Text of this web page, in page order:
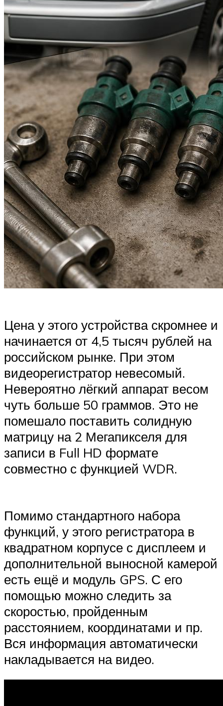
Цена у этого устройства скромнее и
начинается от 4,5 тысяч рублей на
российском рынке. При этом
видеорегистратор невесомый.
Невероятно лёгкий аппарат весом
чуть больше 50 граммов. Это не
помешало поставить солидную
матрицу на 2 Мегапикселя для
записи в Full HD формате
совместно с функцией WDR.
Помимо стандартного набора
функций, у этого регистратора в
квадратном корпусе с дисплеем и
дополнительной выносной камерой
есть ещё и модуль GPS. С его
помощью можно следить за
скоростью, пройденным
расстоянием, координатами и пр.
Вся информация автоматически
накладывается на видео.